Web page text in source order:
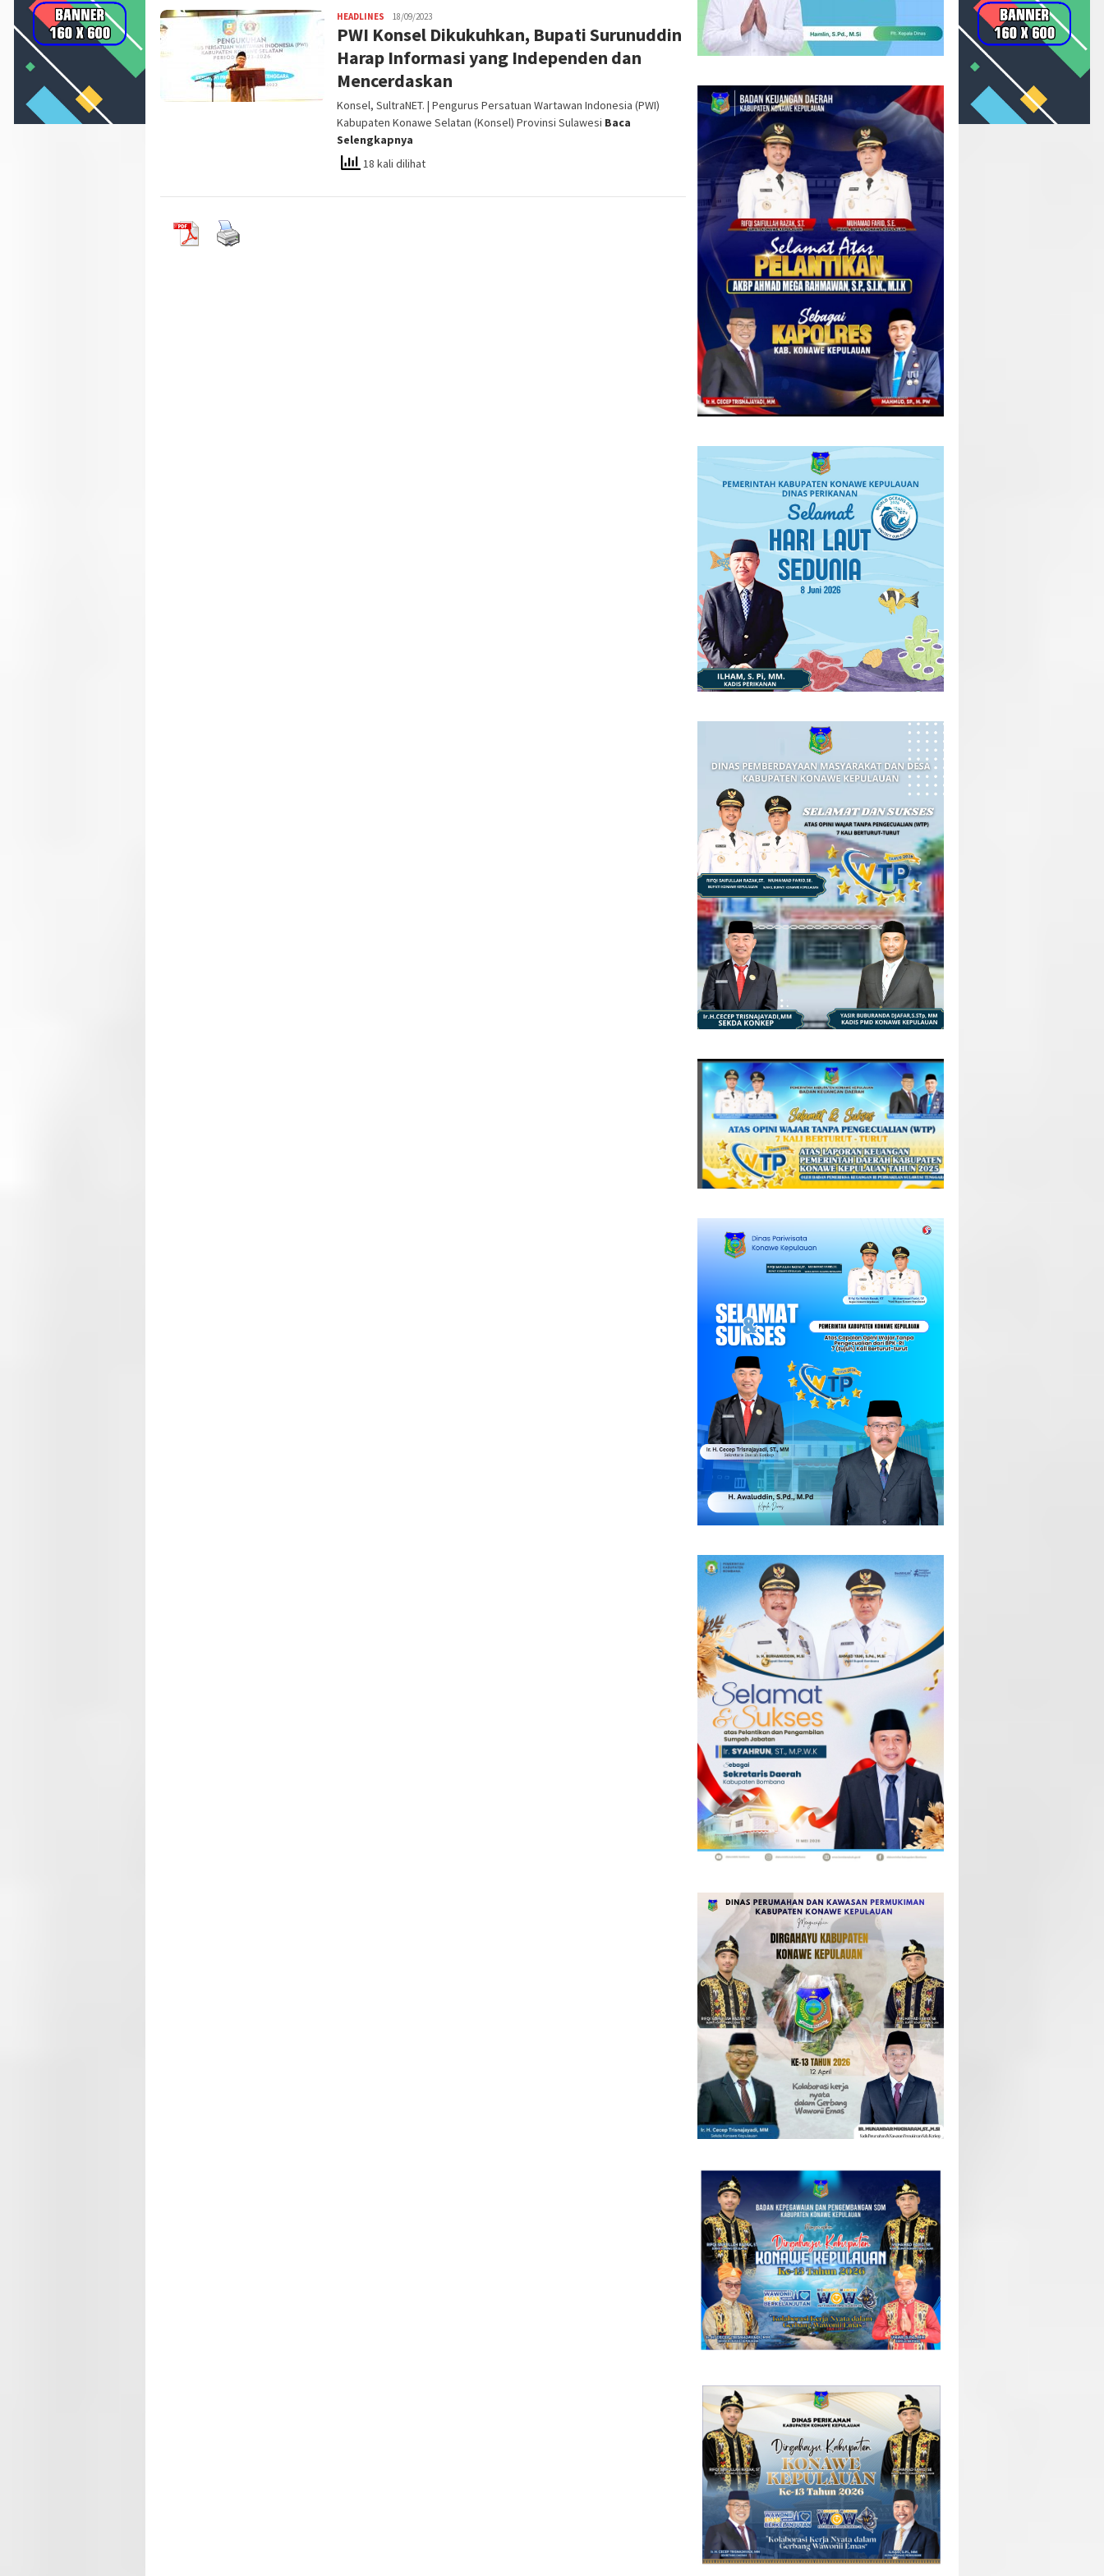
HEADLINES admin
SN
18/09/2023
PWI Konsel Dikukuhkan, Bupati Surunuddin
Harap Informasi yang Independen dan
Mencerdaskan
Konsel, SultraNET. | Pengurus Persatuan Wartawan Indonesia (PWI)
Kabupaten Konawe Selatan (Konsel) Provinsi Sulawesi Baca
Selengkapnya
18 kali dilihat